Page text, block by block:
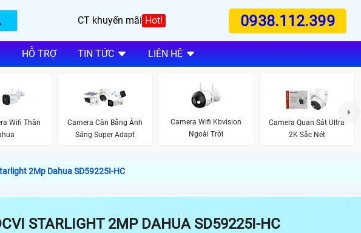
CT khuyến mãi Hot! 0938.112.399
HỖ TRỢ TIN TỨC LIÊN HỆ
Wifi Thân
Camera Cân Bằng Ánh
Sáng Super Adapt
Camera Wifi Kbvision
Ngoài Trời
Camera Quan Sát Ultra
2K Sắc Nét
2Mp Dahua SD59225I-HC
STARLIGHT 2MP DAHUA SD59225I-HC